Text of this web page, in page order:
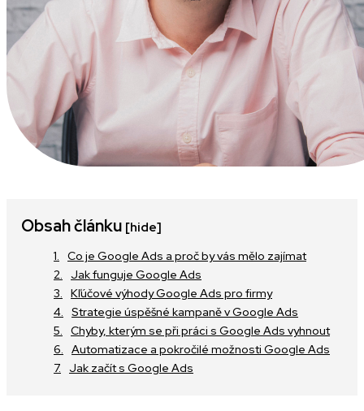
Obsah článku [hide]
Co je Google Ads a proč by vás mělo zajímat
Jak funguje Google Ads
Kľúčové výhody Google Ads pro firmy
Strategie úspěšné kampaně v Google Ads
Chyby, kterým se při práci s Google Ads vyhnout
Automatizace a pokročilé možnosti Google Ads
Jak začít s Google Ads